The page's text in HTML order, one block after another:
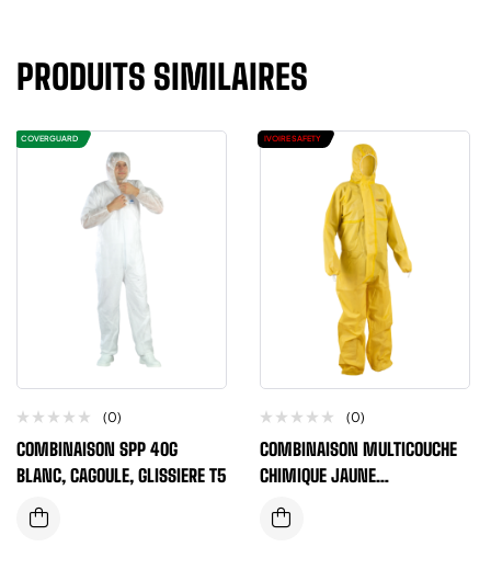
PRODUITS SIMILAIRES
COVERGUARD
(0)
COMBINAISON SPP 40G
BLANC, CAGOULE, GLISSIERE T5
IVOIRE SAFETY
(0)
COMBINAISON MULTICOUCHE
CHIMIQUE JAUNE
TYPE3B/4B/5B/6B 70GR
CLASS 2